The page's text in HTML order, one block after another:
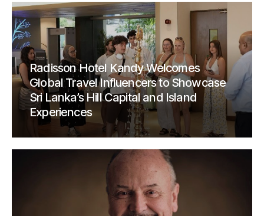
Radisson Hotel Kandy Welcomes
Global Travel Influencers to Showcase
Sri Lanka’s Hill Capital and Island
Experiences